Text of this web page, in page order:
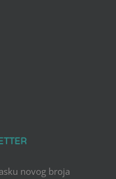
novog broja